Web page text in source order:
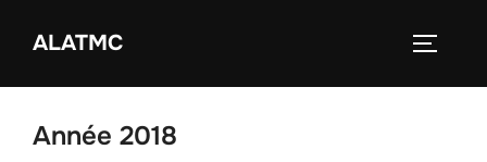
InhaltALATMC
Année 2018